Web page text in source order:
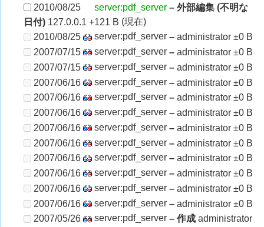
2010/08/25 server:pdf_server – 外部編集 (不明な
日付) 127.0.0.1 +121 B (現在)
2010/08/25
server:pdf_server – administrator ±0 B
2007/07/15
server:pdf_server – administrator ±0 B
2007/07/15
server:pdf_server – administrator ±0 B
2007/06/16
server:pdf_server – administrator ±0 B
2007/06/16
server:pdf_server – administrator ±0 B
2007/06/16
server:pdf_server – administrator ±0 B
2007/06/16
server:pdf_server – administrator ±0 B
2007/06/16
server:pdf_server – administrator ±0 B
2007/06/16
server:pdf_server – administrator ±0 B
2007/06/16
server:pdf_server – administrator ±0 B
2007/06/16
server:pdf_server – administrator ±0 B
2007/06/16
server:pdf_server – administrator ±0 B
2007/05/26
server:pdf_server – 作成 administrator